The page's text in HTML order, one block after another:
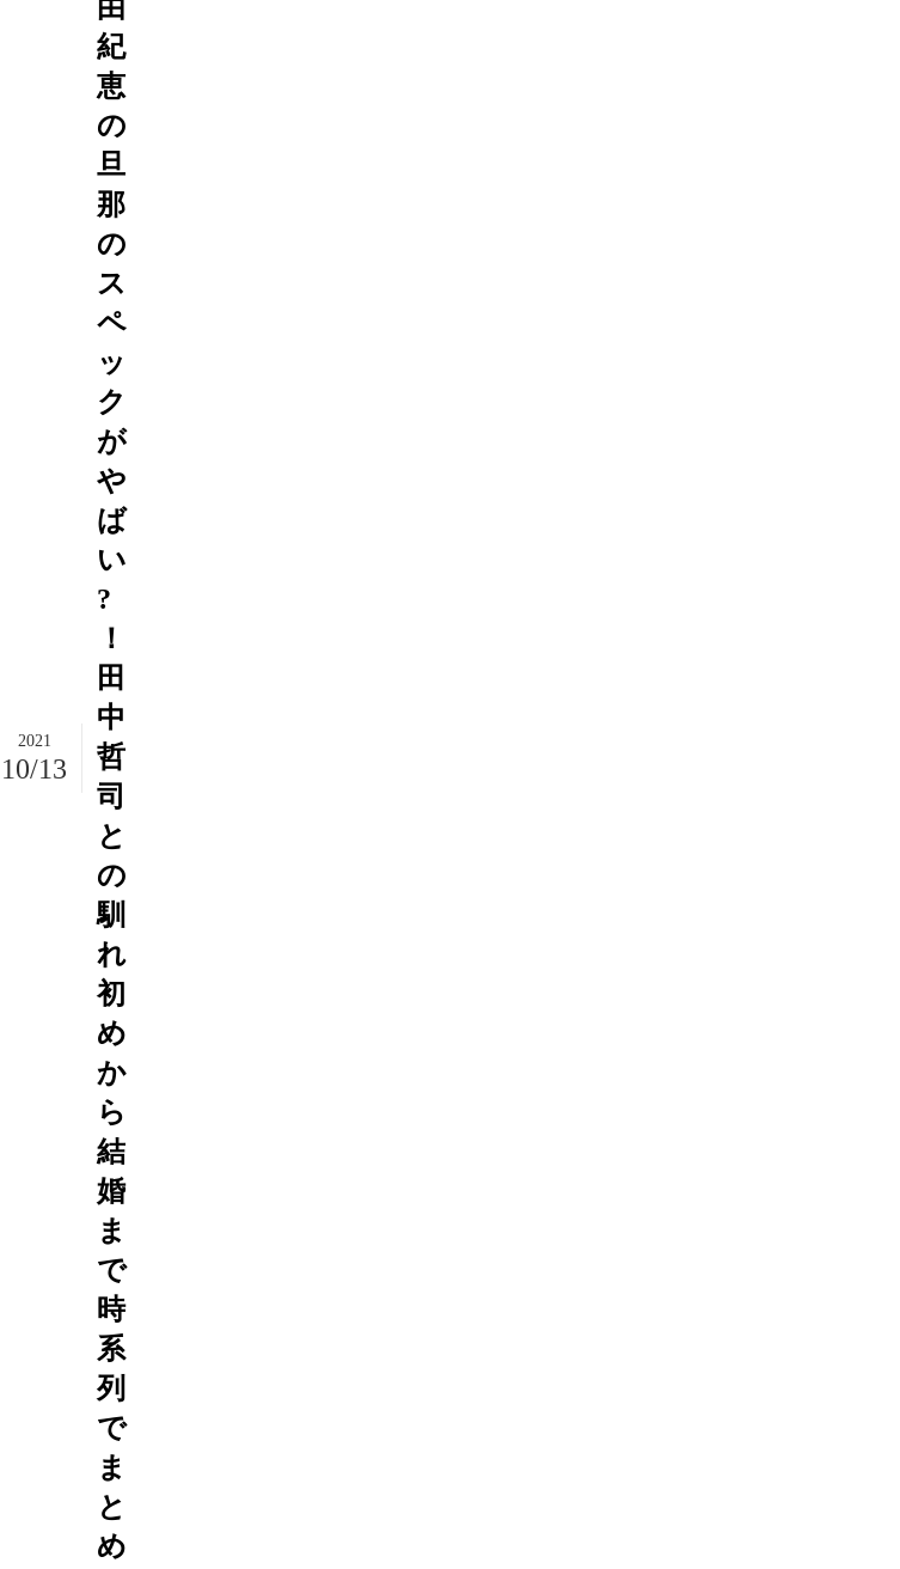
由
紀
恵
の
旦
那
の
ス
ペ
ッ
ク
が
や
ば
い
?
！
田
中
哲
司
と
の
馴
れ
初
め
か
ら
結
婚
ま
で
時
系
列
で
ま
と
め
2021
10/13